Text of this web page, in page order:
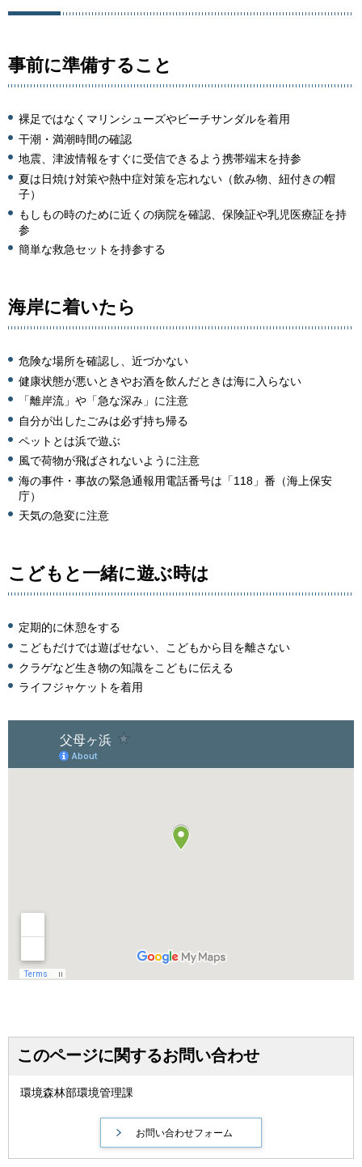
事前に準備すること
裸足ではなくマリンシューズやビーチサンダルを着用
干潮・満潮時間の確認
地震、津波情報をすぐに受信できるよう携帯端末を持参
夏は日焼け対策や熱中症対策を忘れない（飲み物、紐付きの帽
子）
もしもの時のために近くの病院を確認、保険証や乳児医療証を持
参
簡単な救急セットを持参する
海岸に着いたら
危険な場所を確認し、近づかない
健康状態が悪いときやお酒を飲んだときは海に入らない
「離岸流」や「急な深み」に注意
自分が出したごみは必ず持ち帰る
ペットとは浜で遊ぶ
風で荷物が飛ばされないように注意
海の事件・事故の緊急通報用電話番号は「118」番（海上保安
庁）
天気の急変に注意
こどもと一緒に遊ぶ時は
定期的に休憩をする
こどもだけでは遊ばせない、こどもから目を離さない
クラゲなど生き物の知識をこどもに伝える
ライフジャケットを着用
このページに関するお問い合わせ
環境森林部環境管理課